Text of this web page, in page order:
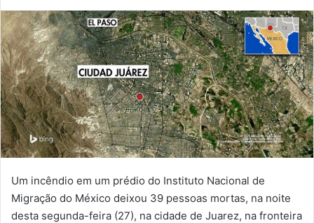
Um incêndio em um prédio do Instituto Nacional de
Migração do México deixou 39 pessoas mortas, na noite
desta segunda-feira (27), na cidade de Juarez, na fronteira